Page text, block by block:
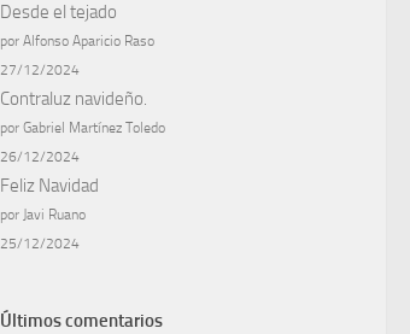
Desde el tejado
por Alfonso Aparicio Raso
27/12/2024
Contraluz navideño.
por Gabriel Martínez Toledo
26/12/2024
Feliz Navidad
por Javi Ruano
25/12/2024
Últimos comentarios